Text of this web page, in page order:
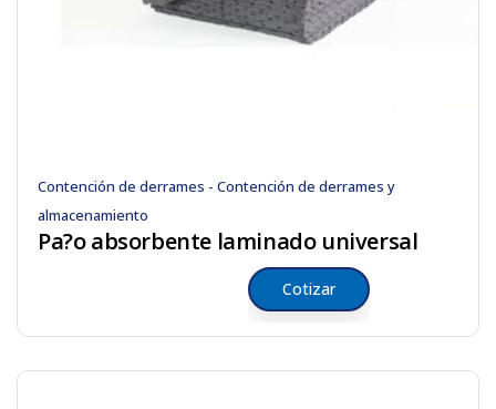
Contención de derrames - Contención de derrames y
almacenamiento
Pa?o absorbente laminado universal
Cotizar